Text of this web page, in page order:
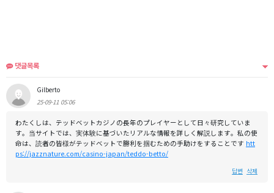
댓글목록
Gilberto
25-09-11 05:06
わたくしは、テッドベットカジノの長年のプレイヤーとして日々研究していま
す。当サイトでは、実体験に基づいたリアルな情報を詳しく解説します。私の使
命は、読者の皆様がテッドベットで勝利を掴むための手助けをすることです htt
ps://jazznature.com/casino-japan/teddo-betto/
답변 삭제